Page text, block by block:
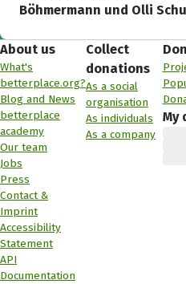
Böhmermann und Olli
About us
What's
betterplace.org?
Blog and News
betterplace
academy
Our team
Jobs
Press
Contact &
Imprint
Accessibility
Statement
API
Documentation
Collect
donations
As a social
organisation
As individuals
As a company
My